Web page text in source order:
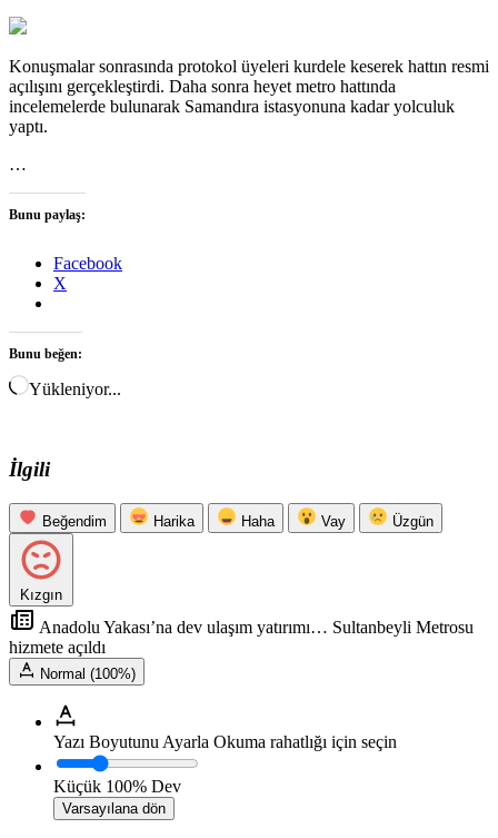
Konuşmalar sonrasında protokol üyeleri kurdele keserek hattın resmi
açılışını gerçekleştirdi. Daha sonra heyet metro hattında
incelemelerde bulunarak Samandıra istasyonuna kadar yolculuk
yaptı.
…
Bunu paylaş:
Facebook
X
Bunu beğen:
Yükleniyor...
İlgili
Beğendim Harika Haha Vay Üzgün
Kızgın
Anadolu Yakası’na dev ulaşım yatırımı… Sultanbeyli Metrosu
hizmete açıldı
Normal (100%)
Yazı Boyutunu Ayarla Okuma rahatlığı için seçin
Küçük 100% Dev
Varsayılana dön